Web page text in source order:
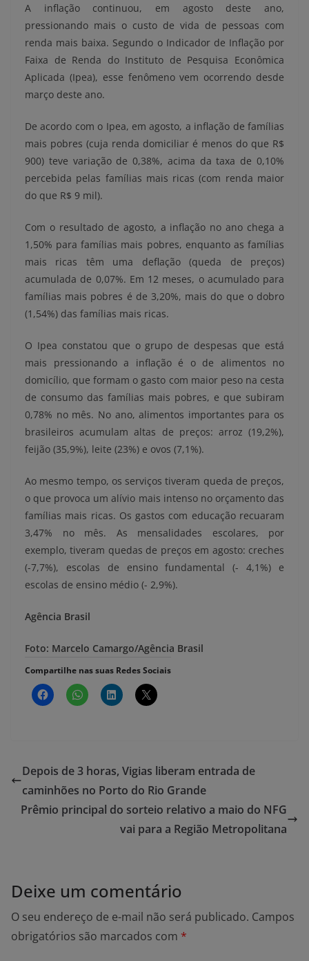
A inflação continuou, em agosto deste ano,
pressionando mais o custo de vida de pessoas com
renda mais baixa. Segundo o Indicador de Inflação por
Faixa de Renda do Instituto de Pesquisa Econômica
Aplicada (Ipea), esse fenômeno vem ocorrendo desde
março deste ano.
De acordo com o Ipea, em agosto, a inflação de famílias
mais pobres (cuja renda domiciliar é menos do que R$
900) teve variação de 0,38%, acima da taxa de 0,10%
percebida pelas famílias mais ricas (com renda maior
do que R$ 9 mil).
Com o resultado de agosto, a inflação no ano chega a
1,50% para famílias mais pobres, enquanto as famílias
mais ricas têm uma deflação (queda de preços)
acumulada de 0,07%. Em 12 meses, o acumulado para
famílias mais pobres é de 3,20%, mais do que o dobro
(1,54%) das famílias mais ricas.
O Ipea constatou que o grupo de despesas que está
mais pressionando a inflação é o de alimentos no
domicílio, que formam o gasto com maior peso na cesta
de consumo das famílias mais pobres, e que subiram
0,78% no mês. No ano, alimentos importantes para os
brasileiros acumulam altas de preços: arroz (19,2%),
feijão (35,9%), leite (23%) e ovos (7,1%).
Ao mesmo tempo, os serviços tiveram queda de preços,
o que provoca um alívio mais intenso no orçamento das
famílias mais ricas. Os gastos com educação recuaram
3,47% no mês. As mensalidades escolares, por
exemplo, tiveram quedas de preços em agosto: creches
(-7,7%), escolas de ensino fundamental (- 4,1%) e
escolas de ensino médio (- 2,9%).
Agência Brasil
Foto: Marcelo Camargo/Agência Brasil
Compartilhe nas suas Redes Sociais
Depois de 3 horas, Vigias liberam entrada de
caminhões no Porto do Rio Grande
Prêmio principal do sorteio relativo a maio do NFG
vai para a Região Metropolitana
Deixe um comentário
O seu endereço de e-mail não será publicado. Campos
obrigatórios são marcados com *